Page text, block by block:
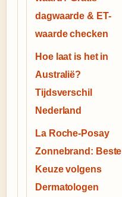
dagwaarde & ET-
waarde checken
Hoe laat is het in
Australië?
Tijdsverschil
Nederland
La Roche-Posay
Zonnebrand: Beste
Keuze volgens
Dermatologen